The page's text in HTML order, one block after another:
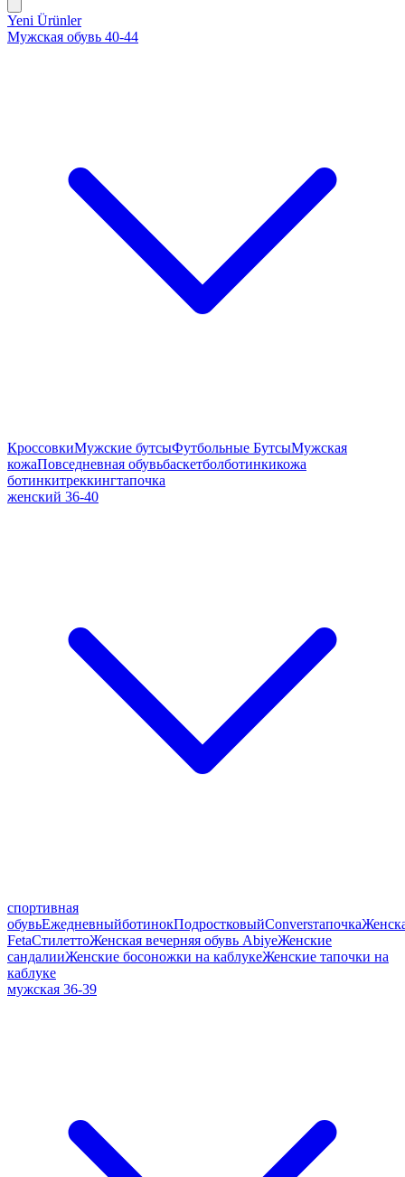
Yeni Ürünler
Мужская обувь 40-44
КроссовкиМужские бутсыФутбольные БутсыМужская
кожаПовседневная обувьбаскетболботинкикожа
ботинкитреккингтапочка
женский 36-40
спортивная
обувьЕжедневныйботинокПодростковыйConversтапочка
FetaСтилеттоЖенская вечерняя обувь AbiyeЖенские
сандалииЖенские босоножки на каблукеЖенские тапочки на
каблуке
мужская 36-39